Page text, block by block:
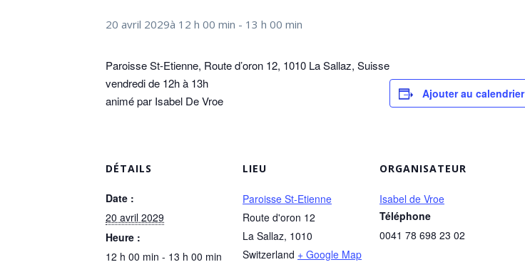
20 avril 2029à 12 h 00 min - 13 h 00 min
Paroisse St-Etienne, Route d’oron 12, 1010 La Sallaz, Suisse
vendredi de 12h à 13h
animé par Isabel De Vroe
Ajouter au calendrier
DÉTAILS
Date :
20 avril 2029
Heure :
12 h 00 min - 13 h 00 min
LIEU
Paroisse St-Etienne
Route d'oron 12
La Sallaz, 1010
Switzerland + Google Map
ORGANISATEUR
Isabel de Vroe
Téléphone
0041 78 698 23 02